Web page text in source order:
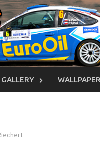
GALLERY WALLPAPER